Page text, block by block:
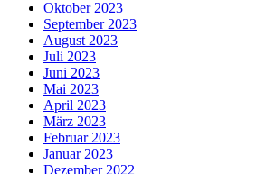
Oktober 2023
September 2023
August 2023
Juli 2023
Juni 2023
Mai 2023
April 2023
März 2023
Februar 2023
Januar 2023
Dezember 2022